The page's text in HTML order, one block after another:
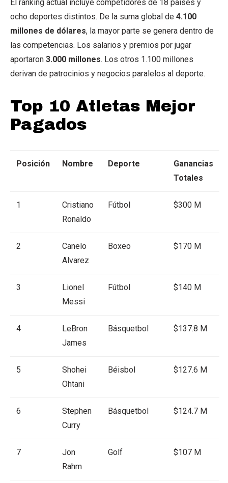
El ranking actual incluye competidores de 18 países y
ocho deportes distintos. De la suma global de 4.100
millones de dólares, la mayor parte se genera dentro de
las competencias. Los salarios y premios por jugar
aportaron 3.000 millones. Los otros 1.100 millones
derivan de patrocinios y negocios paralelos al deporte.
Top 10 Atletas Mejor
Pagados
Posición Nombre Deporte
Ganancias
Totales
1
Cristiano
Ronaldo
Fútbol $300 M
2
Canelo
Alvarez
Boxeo $170 M
3
Lionel
Messi
Fútbol $140 M
4
LeBron
James
Básquetbol $137.8 M
5
Shohei
Ohtani
Béisbol $127.6 M
6
Stephen
Curry
Básquetbol $124.7 M
7
Jon
Rahm
Golf $107 M